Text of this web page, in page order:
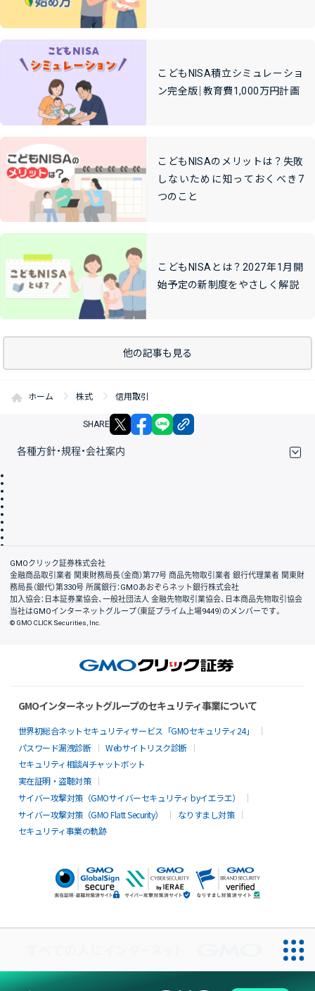
こどもNISA積立シミュレーショ
ン完全版｜教育費1,000万円計画
こどもNISAのメリットは？失敗
しないために知っておくべき7
つのこと
こどもNISAとは？2027年1月開
始予定の新制度をやさしく解説
他の記事も見る
ホーム 株式 信用取引
SHARE X facebook
各種方針・規程・会社案内
会社案内
GMOクリック証券株式会社
金融商品取引業者 関東財務局長（金商）第77号 商品先物取引業者 銀行代理業者 関東財
務局長（銀代）第330号 所属銀行：GMOあおぞらネット銀行株式会社
加入協会：日本証券業協会、一般社団法人 金融先物取引業協会、日本商品先物取引協会
当社はGMOインターネットグループ（東証プライム上場9449）のメンバーです。
© GMO CLICK Securities, Inc.
GMOインターネットグループのセキュリティ事業について
世界初総合ネットセキュリティサービス「GMOセキュリティ24」
パスワード漏洩診断
Webサイトリスク診断
セキュリティ相談AIチャットボット
実在証明・盗聴対策
サイバー攻撃対策（GMOサイバーセキュリティ byイエラエ）
サイバー攻撃対策（GMO Flatt Security）
なりすまし対策
セキュリティ事業の軌跡